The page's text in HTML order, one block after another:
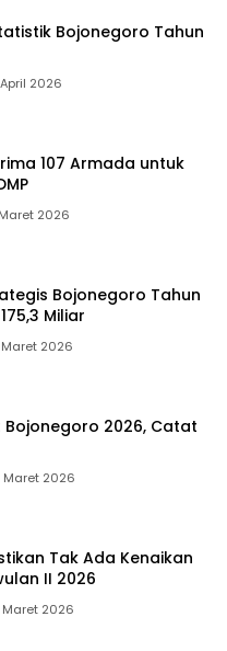
Bojonegoro Tahun
2026
107 Armada untuk
2026
Bojonegoro Tahun
Miliar
2026
Bojonegoro 2026, Catat
Maret 2026
Tak Ada Kenaikan
II 2026
Maret 2026